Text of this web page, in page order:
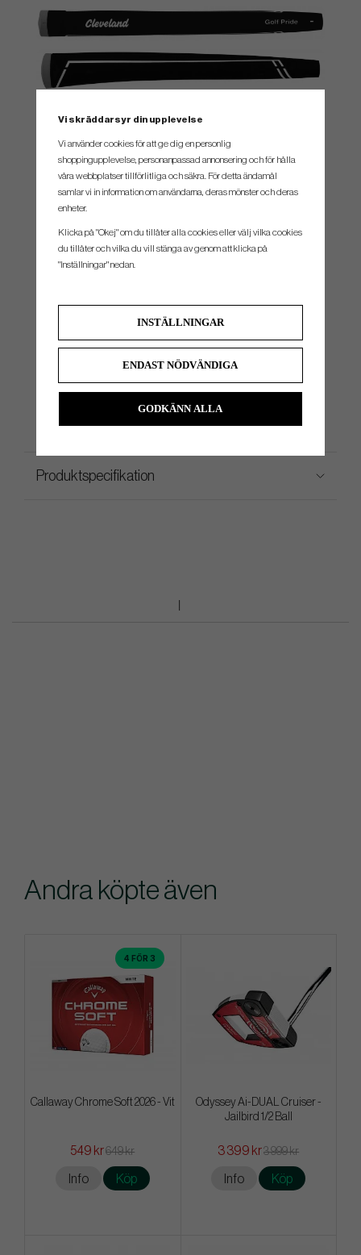
SPEC.
Modell Längd Loft Lie Tåhäng
#1 34", 35" 3° 70°
#4
#5 34", 35" 3° 70° Moderate
#8 34", 35" 3° 70°
34", 35" 3°
#11S 34", 35" 3° 70° Moderate
Produktspecifikation
Andra köpte även
4 FÖR 3
Callaway Chrome Soft 2026 - Vit
549 kr649 kr
Info Köp
Odyssey Ai-DUAL Cruiser -
Jailbird 1/2 Ball
3 399 kr3 999 kr
Info Köp
Vi skräddarsyr din upplevelse
Vi använder cookies för att ge dig en personlig
shoppingupplevelse, personanpassad annonsering och för hålla
våra webbplatser tillförlitliga och säkra. För detta ändamål
samlar vi in information om användarna, deras mönster och deras
enheter.
Klicka på "Okej" om du tillåter alla cookies eller välj vilka cookies
du tillåter och vilka du vill stänga av genom att klicka på
"Inställningar" nedan.
INSTÄLLNINGAR
ENDAST NÖDVÄNDIGA
GODKÄNN ALLA